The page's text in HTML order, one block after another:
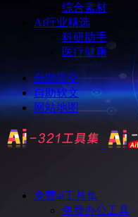
综合素材
Ai行业精选
科研助手
医疗健康
自助提交
自助软文
网站地图
免费ai工具集
免费办公工具